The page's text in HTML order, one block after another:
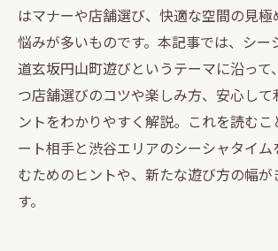
はマナーや店舗選び、快適な空間の見極
悩みが多いものです。本記事では、シー
道玄坂円山町遊びというテーマに沿って
つ店舗選びのコツや楽しみ方、安心して
ントをわかりやすく解説。これを読む
ート相手と渋谷エリアのシーシャタイム
むためのヒントや、新たな遊び方の幅が
す。